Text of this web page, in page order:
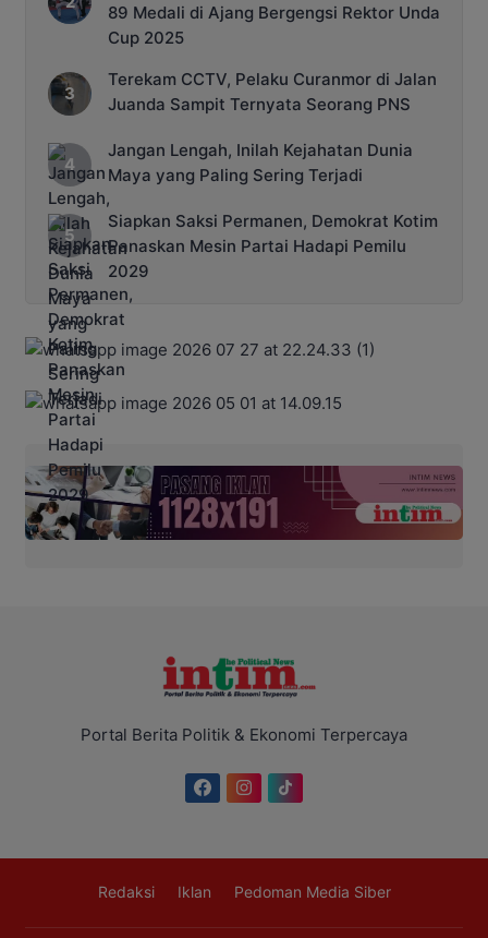
89 Medali di Ajang Bergengsi Rektor Unda
Cup 2025
Terekam CCTV, Pelaku Curanmor di Jalan
Juanda Sampit Ternyata Seorang PNS
Jangan Lengah, Inilah Kejahatan Dunia
Maya yang Paling Sering Terjadi
Siapkan Saksi Permanen, Demokrat Kotim
Panaskan Mesin Partai Hadapi Pemilu
2029
Portal Berita Politik & Ekonomi Terpercaya
Redaksi Iklan Pedoman Media Siber